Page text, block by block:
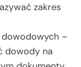
zakres
dowodowych –
dowody na